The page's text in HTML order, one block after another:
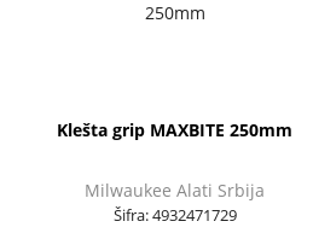
Klešta grip MAXBITE 250mm
Milwaukee Alati Srbija
Šifra:4932471729